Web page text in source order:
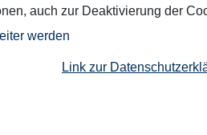
werden
auch zur Deaktivierung der
Link zur